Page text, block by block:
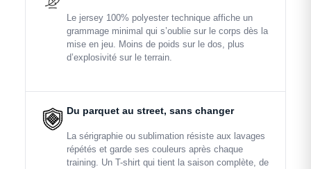
Le jersey 100% polyester technique affiche un
grammage minimal qui s’oublie sur le corps dès la
mise en jeu. Moins de poids sur le dos, plus
d’explosivité sur le terrain.
Du parquet au street, sans changer
La sérigraphie ou sublimation résiste aux lavages
répétés et garde ses couleurs après chaque
training. Un T-shirt qui tient la saison complète, de